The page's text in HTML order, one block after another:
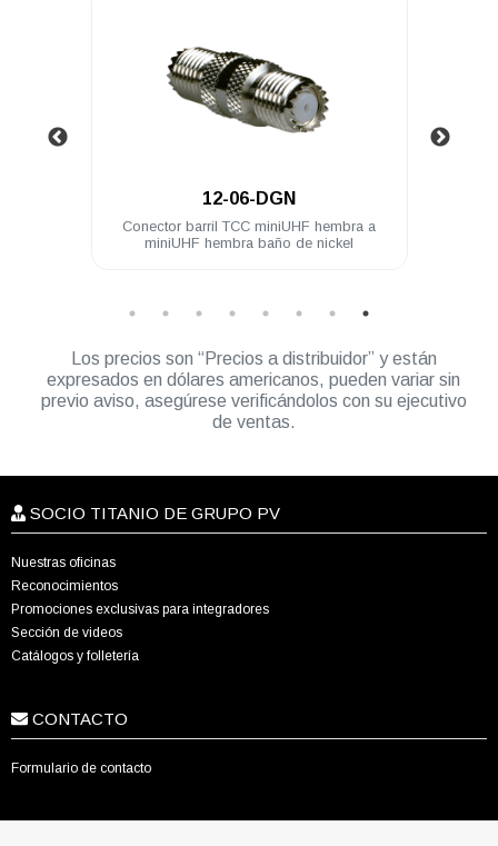
12-06-DGN
Conector barril TCC miniUHF hembra a
miniUHF hembra baño de nickel
Los precios son “Precios a distribuidor” y están
expresados en dólares americanos, pueden variar sin
previo aviso, asegúrese verificándolos con su ejecutivo
de ventas.
SOCIO TITANIO DE GRUPO PV
Nuestras oficinas
Reconocimientos
Promociones exclusivas para integradores
Sección de videos
Catálogos y folletería
CONTACTO
Formulario de contacto